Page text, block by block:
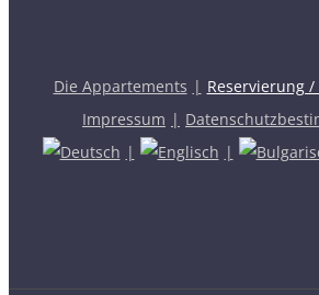
Die Appartements
Reservierung
Impressum